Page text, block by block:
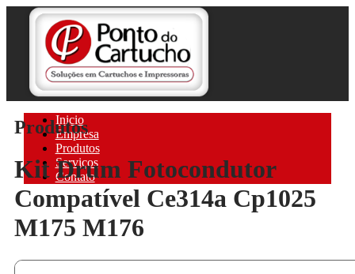
Inicio
Empresa
Produtos
Serviços
Contato
Produtos
Kit Drum Fotocondutor
Compatível Ce314a Cp1025
M175 M176